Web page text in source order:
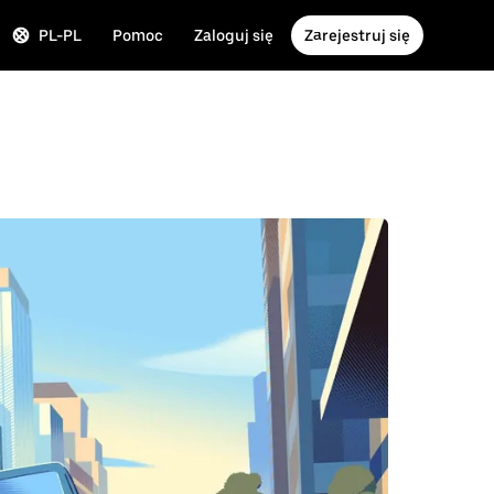
PL-PL Pomoc Zaloguj się Zarejestruj się